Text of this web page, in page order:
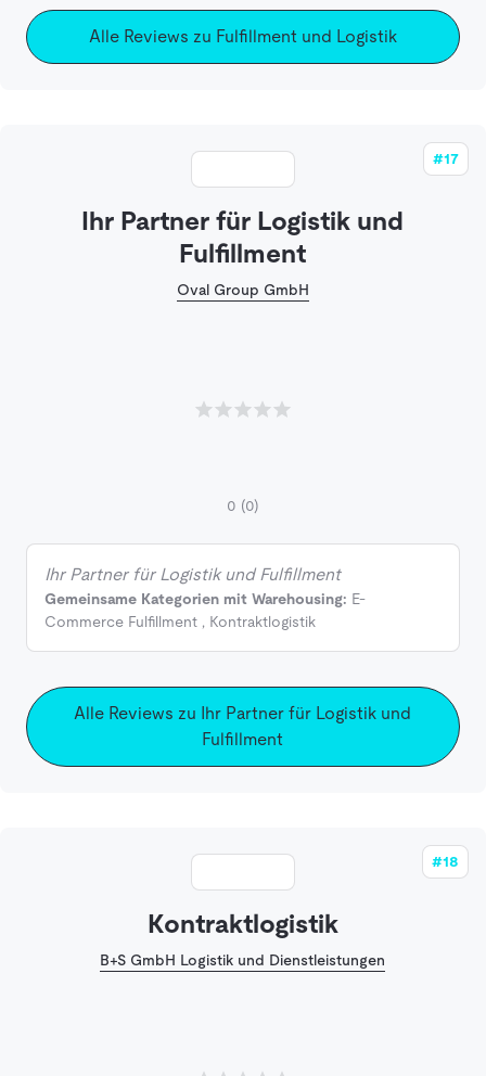
Alle Reviews zu Fulfillment und Logistik
#17
Ihr Partner für Logistik und
Fulfillment
Oval Group GmbH
0 (0)
Ihr Partner für Logistik und Fulfillment
Gemeinsame Kategorien mit Warehousing: E-
Commerce Fulfillment , Kontraktlogistik
Alle Reviews zu Ihr Partner für Logistik und
Fulfillment
#18
Kontraktlogistik
B+S GmbH Logistik und Dienstleistungen